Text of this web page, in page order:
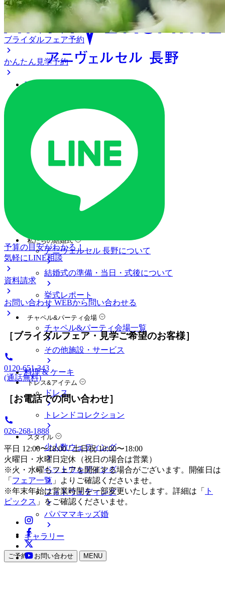
アクセス
ご列席の皆様へ
トピックス
ご予約・お問い合わせ
ブライダルフェア
ブライダルフェア一覧
ブライダルフェアの基礎知識
私たちの結婚式
アニヴェルセル 長野について
結婚式の準備・当日・式後について
挙式レポート
チャペル&パーティ会場
チャペル&パーティ会場一覧
その他施設・サービス
料理 & ケーキ
ドレス&アイテム
ドレス
トレンドコレクション
スタイル
少人数ウェディング
ペットウェディング
フォトウェディング
パパママキッズ婚
ギャラリー
ご予約・お問い合わせ MENU
ブライダルフェア予約
かんたん見学予約
予算の目安がわかる！
気軽にLINE相談
資料請求
お問い合わせ WEBから問い合わせる
［ブライダルフェア・見学ご希望のお客様］
0120-651-343
(通話無料)
［お電話での問い合わせ］
026-268-1888
平日 12:00〜18:00 / 土日祝 10:00〜18:00
火曜日・水曜日定休（祝日の場合は営業）
※火・水曜もフェアを開催する場合がございます。開催日は
「 フェア一覧 」よりご確認くださいませ。
※年末年始は営業時間を一部変更いたします。詳細は「
ト
ピックス 」をご確認くださいませ。